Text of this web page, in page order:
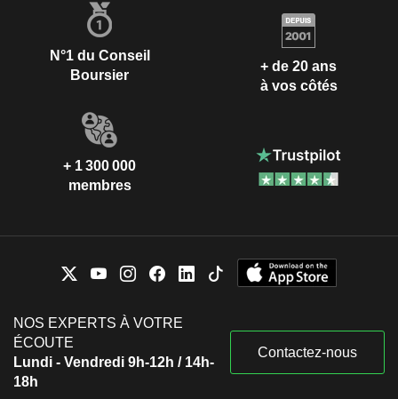
N°1 du Conseil
Boursier
+ de 20 ans
à vos côtés
+ 1 300 000
membres
NOS EXPERTS À VOTRE
ÉCOUTE
Lundi - Vendredi 9h-12h / 14h-
18h
Contactez-nous